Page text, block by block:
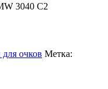
3040 C2
очков Метка: